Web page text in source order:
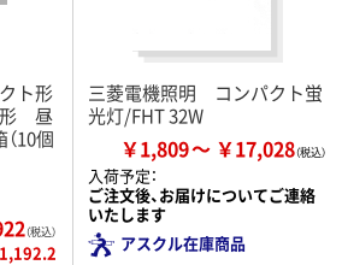
ト形
形 昼
10個
（税込）
三菱電機照明 コンパクト蛍
光灯/FHT 32W
￥1,809 ￥17,028
入荷予定：
ご注文後、お届けについてご連絡
いたします
アスクル在庫商品